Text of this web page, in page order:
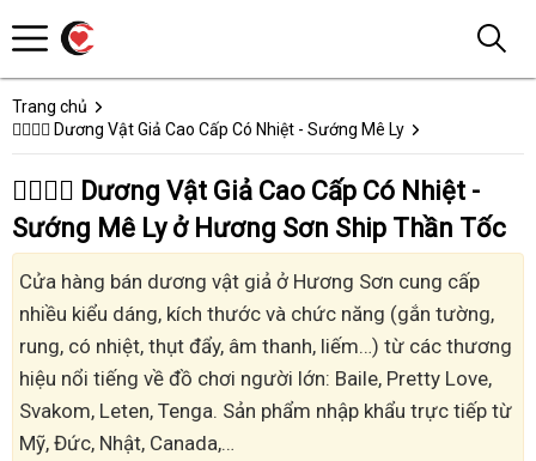
Trang chủ
👩‍❤️‍💋‍👨 Dương Vật Giả Cao Cấp Có Nhiệt - Sướng Mê Ly
👩‍❤️‍💋‍👨 Dương Vật Giả Cao Cấp Có Nhiệt -
Sướng Mê Ly ở Hương Sơn Ship Thần Tốc
Cửa hàng bán dương vật giả ở Hương Sơn cung cấp
nhiều kiểu dáng, kích thước và chức năng (gắn tường,
rung, có nhiệt, thụt đẩy, âm thanh, liếm…) từ các thương
hiệu nổi tiếng về đồ chơi người lớn: Baile, Pretty Love,
Svakom, Leten, Tenga. Sản phẩm nhập khẩu trực tiếp từ
Mỹ, Đức, Nhật, Canada,…